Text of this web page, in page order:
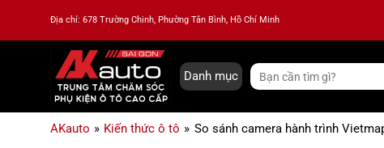
nội
Địa chỉ: 678 Trường Chinh, Phường Tân Bình, Hồ Chí Minh
Danh mục
Tìm
kiếm:
AKauto » Kiến thức ô tô » So sánh camera hành trình